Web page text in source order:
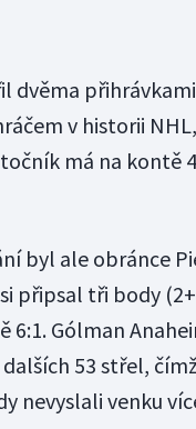
dvěma
v historii
má na kontě
byl ale obránce
připsal tři body
6:1. Gólman
53 střel,
nevyslali venku